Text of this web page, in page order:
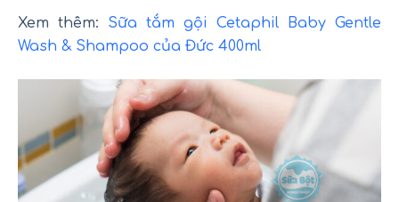
Xem thêm: Sữa tắm gội Cetaphil Baby Gentle
Wash & Shampoo của Đức 400ml